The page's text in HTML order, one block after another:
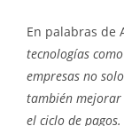
En palabras de
tecnologías
empresas no
también mejorar
el ciclo de